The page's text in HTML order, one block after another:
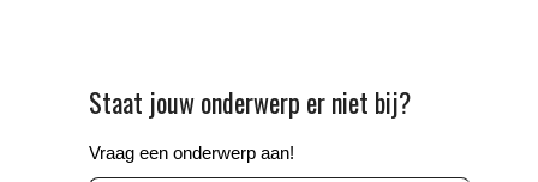
Staat jouw onderwerp er niet bij?
Vraag een onderwerp aan!